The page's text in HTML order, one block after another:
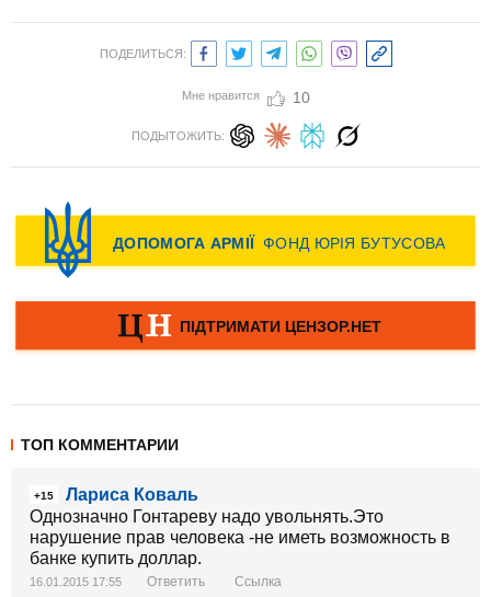
ПОДЕЛИТЬСЯ:
Мне нравится 10
ПОДЫТОЖИТЬ:
ТОП КОММЕНТАРИИ
+15
Лариса Коваль
Однозначно Гонтареву надо увольнять.Это
нарушение прав человека -не иметь возможность в
банке купить доллар.
16.01.2015 17:55 Ответить Ссылка